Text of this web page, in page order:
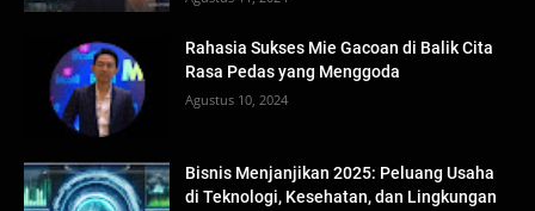
Rahasia Sukses Mie Gacoan di Balik Cita
Rasa Pedas yang Menggoda
Agustus 10, 2024
Bisnis Menjanjikan 2025: Peluang Usaha
di Teknologi, Kesehatan, dan Lingkungan